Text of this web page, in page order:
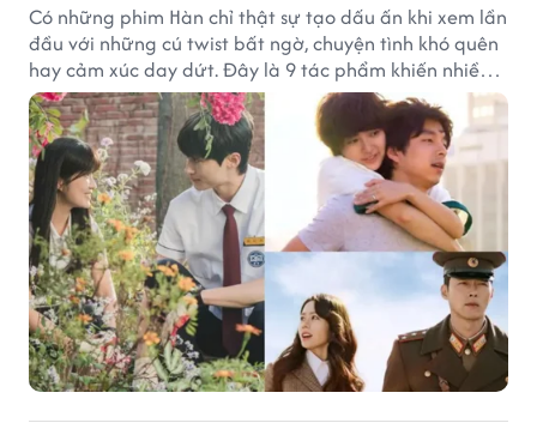
Có những phim Hàn chỉ thật sự tạo dấu ấn khi xem lần
đầu với những cú twist bất ngờ, chuyện tình khó quên
hay cảm xúc day dứt. Đây là 9 tác phẩm khiến nhiều
khán giả ước có thể trải nghiệm lại từ đầu.